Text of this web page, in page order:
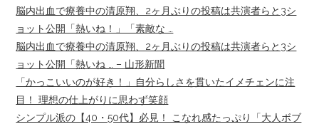
脳内出血で療養中の清原翔、2ヶ月ぶりの投稿は共演者らと3シ
ョット公開「熱いね！」「素敵な …
脳内出血で療養中の清原翔、2ヶ月ぶりの投稿は共演者らと3シ
ョット公開「熱いね … – 山形新聞
「かっこいいのが好き！」自分らしさを貫いたイメチェンに注
目！ 理想の仕上がりに思わず笑顔
シンプル派の【40・50代】必見！ こなれ感たっぷり「大人ボブ